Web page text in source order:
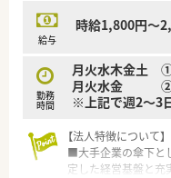
待遇です。
■昇給は毎年4月に
ョンを維持できます
【法人特徴について】
ーとの緊密な連携を
っています。
■社長自らが積極的
給与
時給1,800円～
勤務
時間
月火水木金土
月火水金
※上記で週2～3
【法人特徴について】
■大手企業の傘下と
定した経営基盤と充